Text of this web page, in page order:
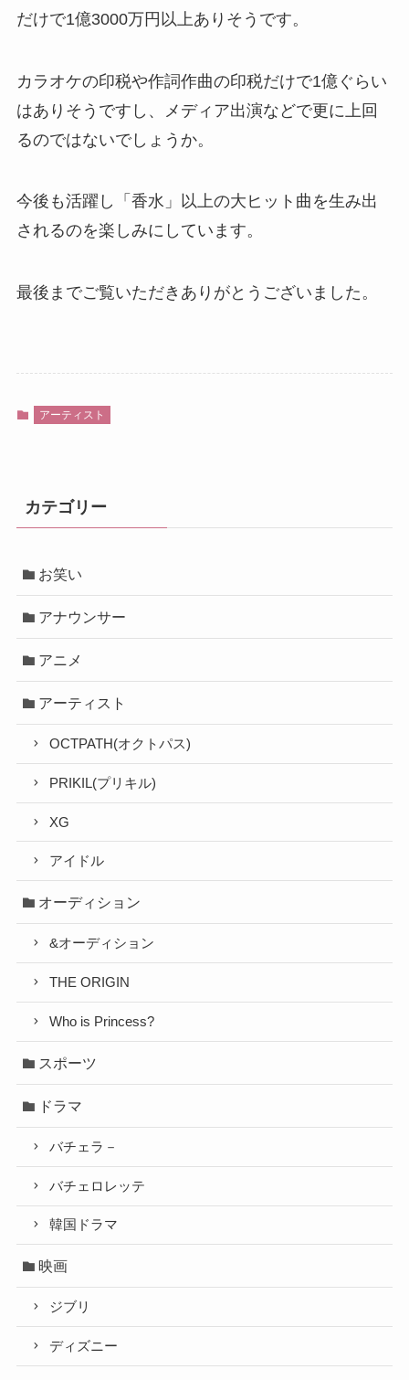
だけで1億3000万円以上ありそうです。
カラオケの印税や作詞作曲の印税だけで1億ぐらい
はありそうですし、メディア出演などで更に上回
るのではないでしょうか。
今後も活躍し「香水」以上の大ヒット曲を生み出
されるのを楽しみにしています。
最後までご覧いただきありがとうございました。
アーティスト
カテゴリー
お笑い
アナウンサー
アニメ
アーティスト
OCTPATH(オクトパス)
PRIKIL(プリキル)
XG
アイドル
オーディション
&オーディション
THE ORIGIN
Who is Princess?
スポーツ
ドラマ
バチェラ－
バチェロレッテ
韓国ドラマ
映画
ジブリ
ディズニー